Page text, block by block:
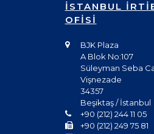
İSTANBUL
OFİSİ
BJK Plaza
A Blok No:107
Süleyman Seba
Vişnezade
34357
Beşiktaş / İstanbul
+90 (212) 244 11 05
+90 (212) 249 75 81